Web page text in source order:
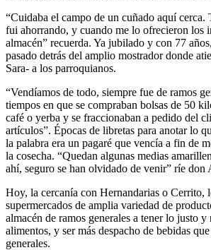
“Cuidaba el campo de un cuñado aquí cerca.
fui ahorrando, y cuando me lo ofrecieron los
almacén” recuerda. Ya jubilado y con 77
pasado detrás del amplio mostrador donde
Sara- a los parroquianos.
“Vendíamos de todo, siempre fue de ramos
tiempos en que se compraban bolsas de 50
café o yerba y se fraccionaban a pedido del
artículos”. Épocas de libretas para anotar lo
la palabra era un pagaré que vencía a fin de
la cosecha. “Quedan algunas medias
ahí, seguro se han olvidado de venir” ríe don
Hoy, la cercanía con Hernandarias o Cerrito,
supermercados de amplia variedad de
almacén de ramos generales a tener lo justo y
alimentos, y ser más despacho de bebidas
generales.